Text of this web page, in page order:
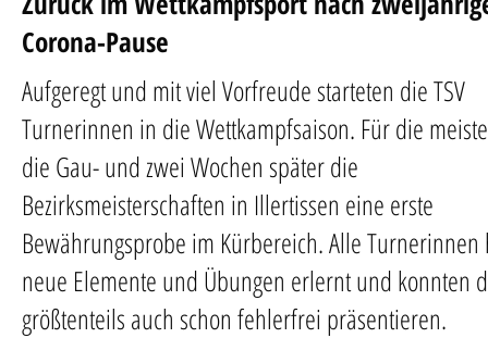
Corona-Pause
Aufgeregt und mit viel Vorfreude starteten die TSV
Turnerinnen in die Wettkampfsaison. Für die
die Gau- und zwei Wochen später die
Bezirksmeisterschaften in Illertissen eine erste
Bewährungsprobe im Kürbereich. Alle Turnerinnen
neue Elemente und Übungen erlernt und konnten
größtenteils auch schon fehlerfrei präsentieren.